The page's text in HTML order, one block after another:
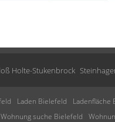
Holte-Stukenbrock
Laden Bielefeld Ladenfläche
Wohnung suche Bielefeld